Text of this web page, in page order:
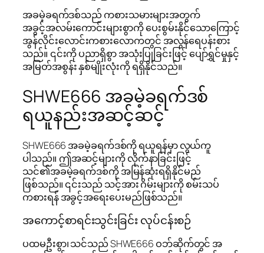
အခမဲ့ခရက်ဒစ်သည် ကစားသမားများအတွက်
အခွင့်အလမ်းကောင်းများစွာကို ပေးစွမ်းနိုင်သောကြောင့်
အွန်လိုင်းလောင်းကစားလောကတွင် အလွန်ရေပန်းစား
သည်။ ၎င်းကို ပညာရှိစွာ အသုံးပြုခြင်းဖြင့် ပျော်ရွှင်မှုနှင့်
အမြတ်အစွန်း နှစ်မျိုးလုံးကို ရရှိနိုင်သည်။
SHWE666 အခမဲ့ခရက်ဒစ်
ရယူနည်းအဆင့်ဆင့်
SHWE666 အခမဲ့ခရက်ဒစ်ကို ရယူရန်မှာ လွယ်ကူ
ပါသည်။ ဤအဆင့်များကို လိုက်နာခြင်းဖြင့်
သင်၏အခမဲ့ခရက်ဒစ်ကို အမြန်ဆုံးရရှိနိုင်မည်
ဖြစ်သည်။ ၎င်းသည် သင့်အား ဂိမ်းများကို စမ်းသပ်
ကစားရန် အခွင့်အရေးပေးမည်ဖြစ်သည်။
အကောင့်စာရင်းသွင်းခြင်း လုပ်ငန်းစဉ်
ပထမဦးစွာ၊ သင်သည် SHWE666 ဝဘ်ဆိုက်တွင် အ